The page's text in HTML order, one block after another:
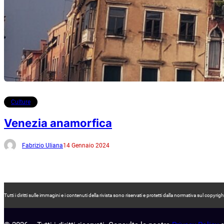
Culture
Venezia anamorfica
Fabrizio Uliana14 Gennaio 2024
Tutti i diritti sulle immagini e i contenuti della rivista sono riservati e protetti dalla normativa sul